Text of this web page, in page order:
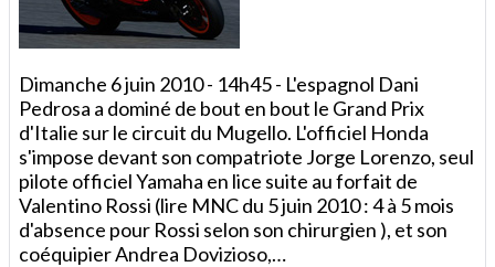
Dimanche 6 juin 2010 - 14h45 - L'espagnol Dani
Pedrosa a dominé de bout en bout le Grand Prix
d'Italie sur le circuit du Mugello. L'officiel Honda
s'impose devant son compatriote Jorge Lorenzo, seul
pilote officiel Yamaha en lice suite au forfait de
Valentino Rossi (lire MNC du 5 juin 2010 : 4 à 5 mois
d'absence pour Rossi selon son chirurgien ), et son
coéquipier Andrea Dovizioso,…